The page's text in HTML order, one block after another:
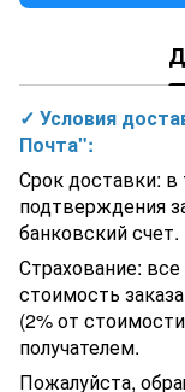
местный с
Круглый каркасный
Втулка ПВХ Effast
Ультрафиолетовая
170м3, DN150, 2кВт
Скиммер Aquant
Танк-адаптер ПВХ Era
СПА
Труба ПВХ Lareter
Тройник Rifeng
Противоток для
Германия
✓ Условия
Почта":
Срок доставки:
подтверждения
банковский счет.
Страхование:
стоимость
(2% от
получателем.
Пожалуйста,